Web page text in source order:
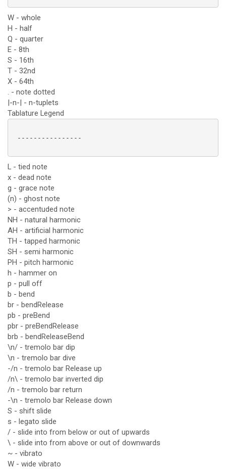
W - whole
H - half
Q - quarter
E - 8th
S - 16th
T - 32nd
X - 64th
. - note dotted
|-n-| - n-tuplets
Tablature Legend
----------------
L - tied note
x - dead note
g - grace note
(n) - ghost note
> - accentuded note
NH - natural harmonic
AH - artificial harmonic
TH - tapped harmonic
SH - semi harmonic
PH - pitch harmonic
h - hammer on
p - pull off
b - bend
br - bendRelease
pb - preBend
pbr - preBendRelease
brb - bendReleaseBend
\n/ - tremolo bar dip
\n - tremolo bar dive
-/n - tremolo bar Release up
/n\ - tremolo bar inverted dip
/n - tremolo bar return
-\n - tremolo bar Release down
S - shift slide
s - legato slide
/ - slide into from below or out of upwards
\ - slide into from above or out of downwards
~ - vibrato
W - wide vibrato